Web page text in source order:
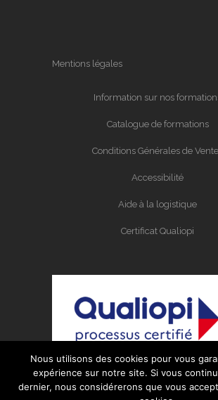
Mentions légales
Information sur nos
Catalogue de formations
Conditions Générales de
Accessibilité
Aide à la logistique
Certificat Qualiopi
Nous utilisons des cookies pour vous
expérience sur notre site. Si vous
dernier, nous considérerons que vous